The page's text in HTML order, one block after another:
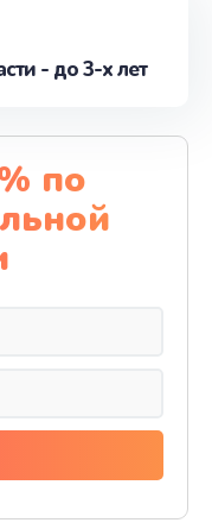
- до 3-х лет
по